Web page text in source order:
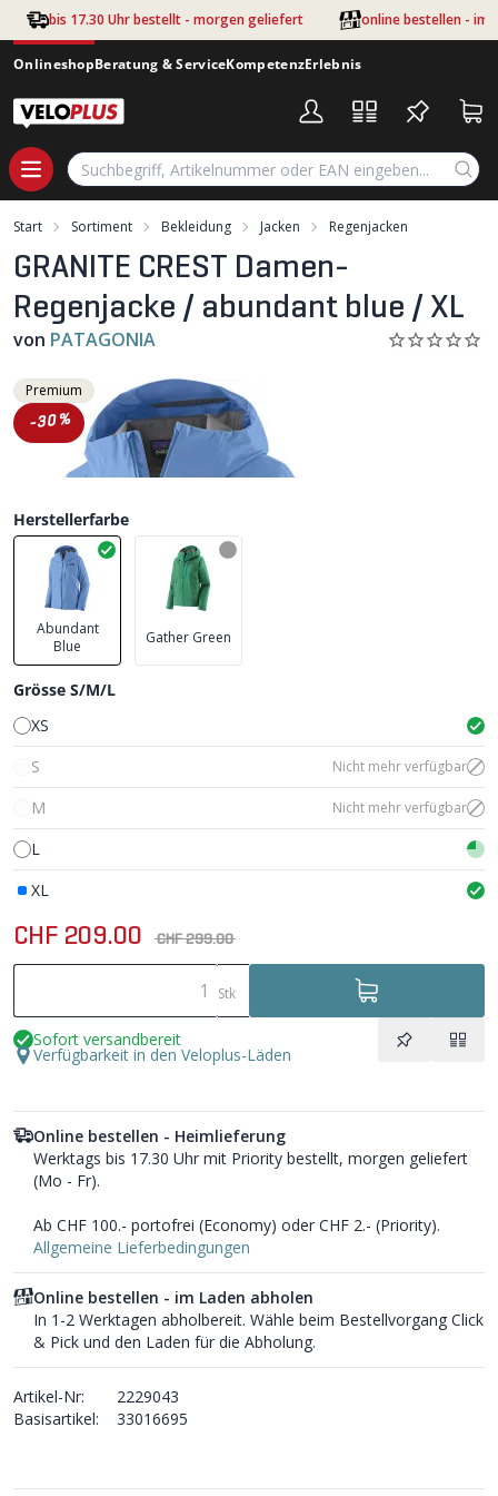
Zum Hauptinhalt springen
bis 17.30 Uhr bestellt - morgen geliefert online bestellen - im
OnlineshopBeratung & ServiceKompetenzErlebnis
Start Sortiment Bekleidung Jacken Regenjacken
GRANITE CREST Damen-
Regenjacke / abundant blue / XL
von PATAGONIA
Premium
-30%
Herstellerfarbe
Abundant
Blue
Gather Green
Grösse S/M/L
XS
S
Nicht mehr verfügbar
M Nicht mehr verfügbar
L
XL
CHF 209.00 CHF 299.00
Stk
Sofort versandbereit
Verfügbarkeit in den Veloplus-Läden
Online bestellen - Heimlieferung
Werktags bis 17.30 Uhr mit Priority bestellt, morgen geliefert
(Mo - Fr).
Ab CHF 100.- portofrei (Economy) oder CHF 2.- (Priority).
Allgemeine Lieferbedingungen
Online bestellen - im Laden abholen
In 1-2 Werktagen abholbereit. Wähle beim Bestellvorgang Click
& Pick und den Laden für die Abholung.
Artikel-Nr:
2229043
Basisartikel:
33016695